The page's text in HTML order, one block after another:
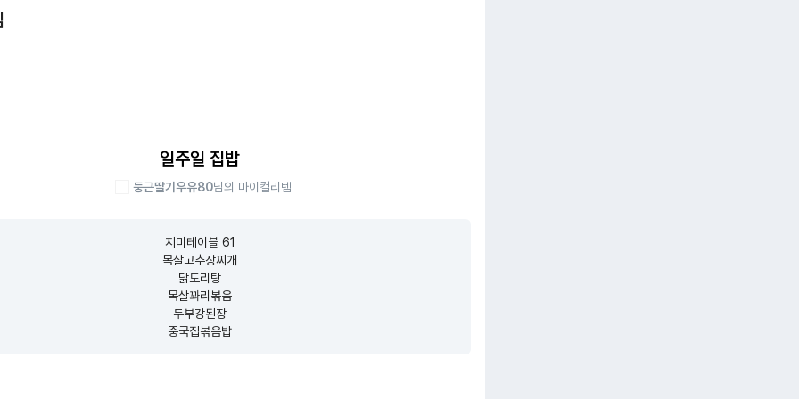
일주일 집밥
둥근딸기우유80님의 마이컬리템
지미테이블 61
목살고추장찌개
닭도리탕
목살꽈리볶음
두부강된장
중국집볶음밥